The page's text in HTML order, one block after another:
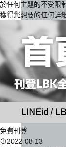
於任何主題的不受限
獲得您想要的任何詳
免費刊登
2022-08-13